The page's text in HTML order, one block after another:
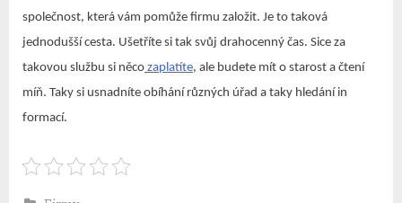
společnost, která vám pomůže firmu založit. Je to taková
jednodušší cesta. Ušetříte si tak svůj drahocenný čas. Sice za
takovou službu si něco zaplatíte, ale budete mít o starost a čtení
míň. Taky si usnadníte obíhání různých úřad a taky hledání in
formací.